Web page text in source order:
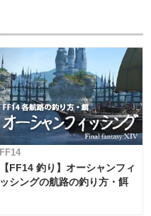
FF14
【FF14 釣り】オーシャンフィ
ッシングの航路の釣り方・餌